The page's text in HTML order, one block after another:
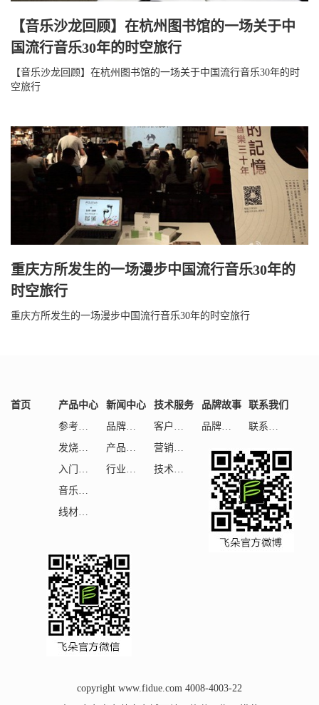
【音乐沙龙回顾】在杭州图书馆的一场关于中
国流行音乐30年的时空旅行
【音乐沙龙回顾】在杭州图书馆的一场关于中国流行音乐30年的时
空旅行
重庆方所发生的一场漫步中国流行音乐30年的
时空旅行
重庆方所发生的一场漫步中国流行音乐30年的时空旅行
首页
产品中心
参考级HiFi
发烧级HiFi
入门级HiFi
音乐&娱乐
线材配件
新闻中心
品牌活动
产品测评
行业相关
技术服务
客户服务
营销网络
技术支持
品牌故事
品牌理念
联系我们
联系我们
copyright www.fidue.com 4008-4003-22